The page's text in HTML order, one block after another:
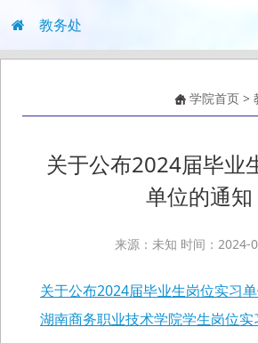
教务处
学院首页 >
关于公布2024届毕业
单位的通知
来源：未知 时间：2024-
关于公布2024届毕业生岗位实习
湖南商务职业技术学院学生岗位